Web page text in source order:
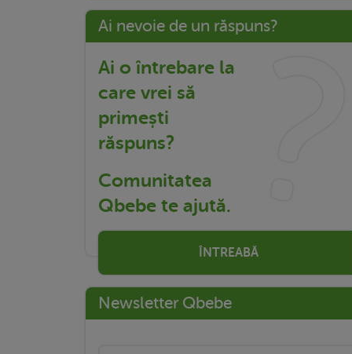
Ai nevoie de un răspuns?
Ai o întrebare la
care vrei să
primești
răspuns?
Comunitatea
Qbebe te ajută.
ÎNTREABĂ
Newsletter Qbebe